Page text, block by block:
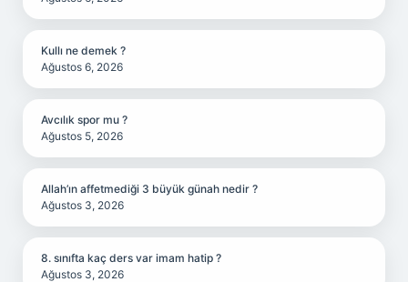
Kullı ne demek ?
Ağustos 6, 2026
Avcılık spor mu ?
Ağustos 5, 2026
Allah’ın affetmediği 3 büyük günah nedir ?
Ağustos 3, 2026
8. sınıfta kaç ders var imam hatip ?
Ağustos 3, 2026